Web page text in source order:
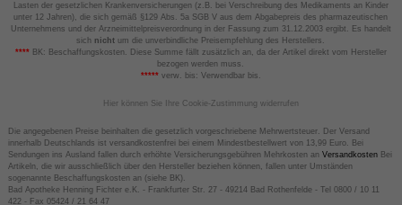
Lasten der gesetzlichen Krankenversicherungen (z.B. bei Verschreibung des Medikaments an Kinder
unter 12 Jahren), die sich gemäß §129 Abs. 5a SGB V aus dem Abgabepreis des pharmazeutischen
Unternehmens und der Arzneimittelpreisverordnung in der Fassung zum 31.12.2003 ergibt. Es handelt
sich nicht um die unverbindliche Preisempfehlung des Herstellers.
****BK: Beschaffungskosten. Diese Summe fällt zusätzlich an, da der Artikel direkt vom Hersteller
bezogen werden muss.
*****verw. bis: Verwendbar bis.
Hier können Sie Ihre Cookie-Zustimmung widerrufen
Die angegebenen Preise beinhalten die gesetzlich vorgeschriebene Mehrwertsteuer. Der Versand
innerhalb Deutschlands ist versandkostenfrei bei einem Mindestbestellwert von 13,99 Euro. Bei
Sendungen ins Ausland fallen durch erhöhte Versicherungsgebühren Mehrkosten an VersandkostenBei
Artikeln, die wir ausschließlich über den Hersteller beziehen können, fallen unter Umständen
sogenannte Beschaffungskosten an (siehe BK).
Bad Apotheke Henning Fichter e.K. - Frankfurter Str. 27 - 49214 Bad Rothenfelde - Tel 0800 / 10 11
422 - Fax 05424 / 21 64 47